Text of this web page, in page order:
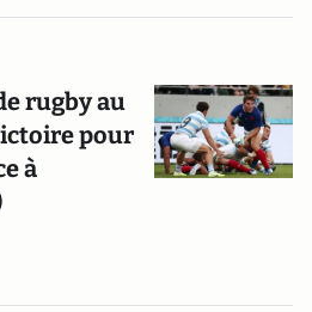
rugby au
pour
à